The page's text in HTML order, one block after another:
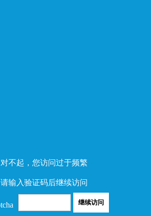
对不起，您访问过于频繁
请输入验证码后继续访问
继续访问